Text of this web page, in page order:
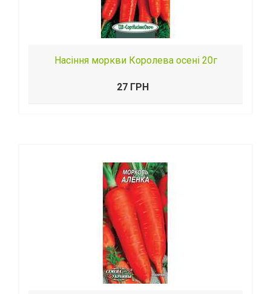
Насіння моркви Королева осені 20г
27 ГРН